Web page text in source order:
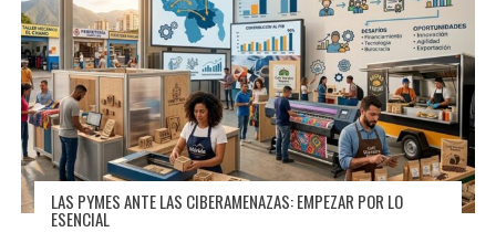
LAS PYMES ANTE LAS CIBERAMENAZAS: EMPEZAR POR LO
ESENCIAL